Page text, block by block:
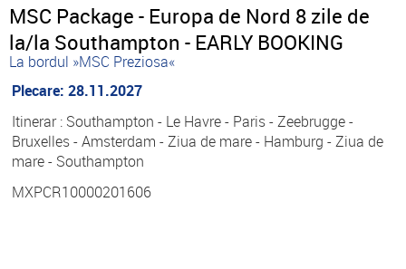
MSC Package - Europa de Nord 8 zile de
la/la Southampton - EARLY BOOKING
La bordul »MSC Preziosa«
Plecare: 28.11.2027
Itinerar : Southampton - Le Havre - Paris - Zeebrugge -
Bruxelles - Amsterdam - Ziua de mare - Hamburg - Ziua de
mare - Southampton
MXPCR10000201606